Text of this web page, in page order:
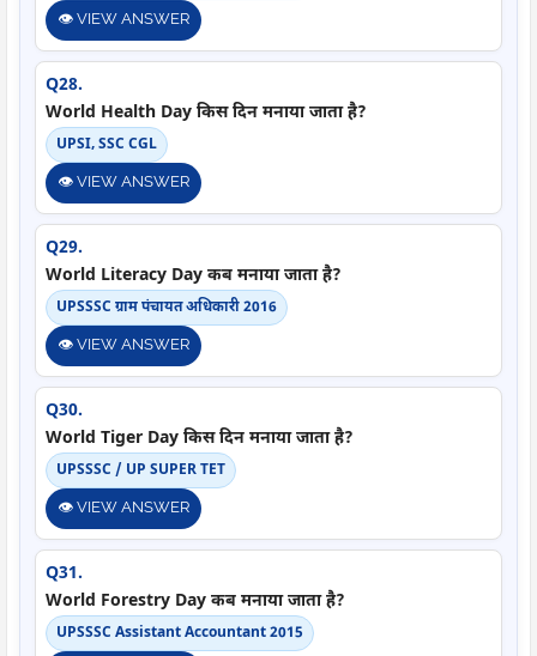
👁️ VIEW ANSWER
Q28.
World Health Day किस दिन मनाया जाता है?
UPSI, SSC CGL
👁️ VIEW ANSWER
Q29.
World Literacy Day कब मनाया जाता है?
UPSSSC ग्राम पंचायत अधिकारी 2016
👁️ VIEW ANSWER
Q30.
World Tiger Day किस दिन मनाया जाता है?
UPSSSC / UP SUPER TET
👁️ VIEW ANSWER
Q31.
World Forestry Day कब मनाया जाता है?
UPSSSC Assistant Accountant 2015